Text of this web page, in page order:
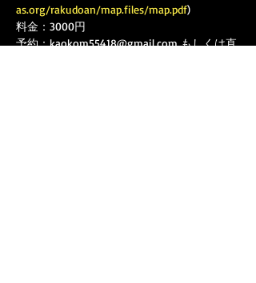
as.org/rakudoan/map.files/map.pdf)
料金：3000円
予約：kaokom55418@gmail.com もしくは直